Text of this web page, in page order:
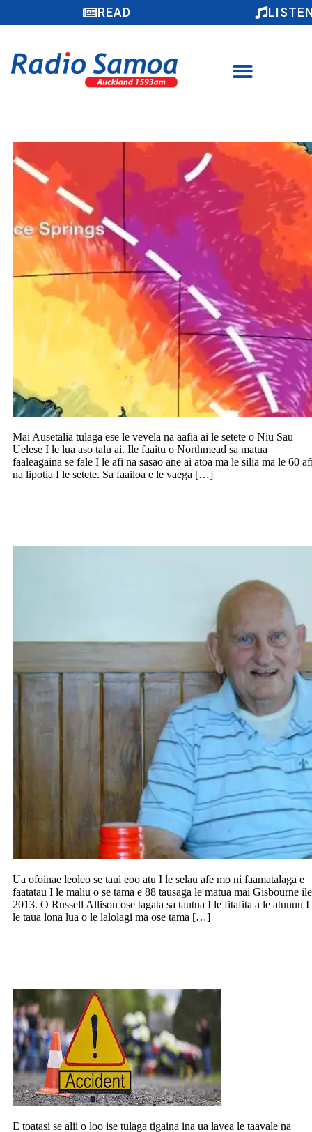
READ
Mai Ausetalia tulaga ese le vevela na aafia ai le setete o Niu Sau
Uelese I le lua aso talu ai. Ile faaitu o Northmead sa matua
faaleagaina se fale I le afi na sasao ane ai atoa ma le silia ma le 60
na lipotia I le setete. Sa faailoa e le vaega […]
Ua ofoinae leoleo se taui eoo atu I le selau afe mo ni faamatalaga e
faatatau I le maliu o se tama e 88 tausaga le matua mai Gisbourne ile
2013. O Russell Allison ose tagata sa tautua I le fitafita a le atunuu I
le taua lona lua o le lalolagi ma ose tama […]
E toatasi se alii o loo ise tulaga tigaina ina ua lavea le taavale na